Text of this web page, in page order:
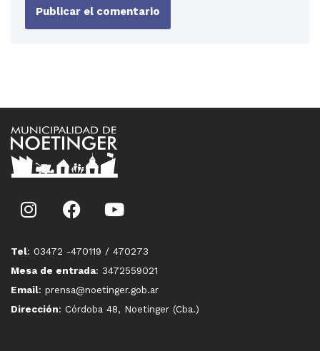
Tel: 03472 -470119 / 470273
Mesa de entrada: 3472559021
Email: prensa@noetinger.gob.ar
Dirección: Córdoba 48, Noetinger (Cba.)